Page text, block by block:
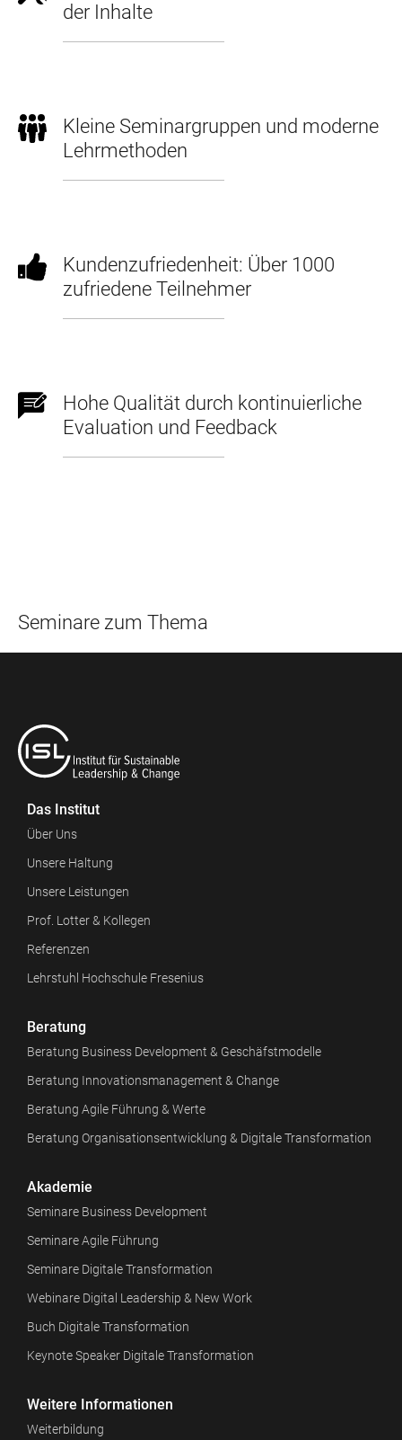
der Inhalte
Kleine Seminargruppen und moderne
Lehrmethoden
Kundenzufriedenheit: Über 1000
zufriedene Teilnehmer
Hohe Qualität durch kontinuierliche
Evaluation und Feedback
Seminare zum Thema
Das Institut
Über Uns
Unsere Haltung
Unsere Leistungen
Prof. Lotter & Kollegen
Referenzen
Lehrstuhl Hochschule Fresenius
Beratung
Beratung Business Development & Geschäfstmodelle
Beratung Innovationsmanagement & Change
Beratung Agile Führung & Werte
Beratung Organisationsentwicklung & Digitale Transformation
Akademie
Seminare Business Development
Seminare Agile Führung
Seminare Digitale Transformation
Webinare Digital Leadership & New Work
Buch Digitale Transformation
Keynote Speaker Digitale Transformation
Weitere Informationen
Weiterbildung